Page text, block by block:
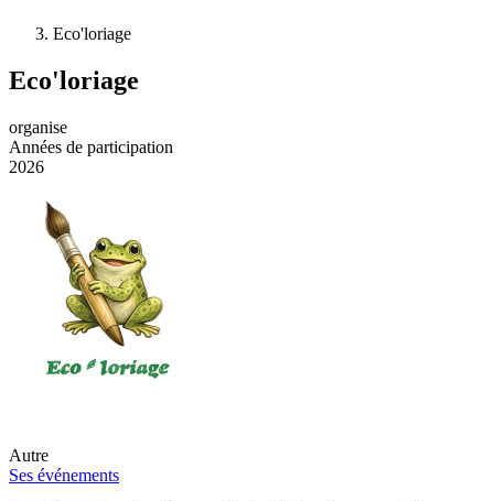
Eco'loriage
Eco'loriage
organise
Années de participation
2026
Autre
Ses événements